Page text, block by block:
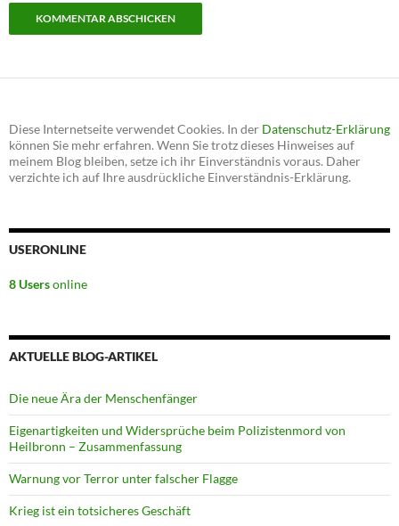
Diese Internetseite verwendet Cookies. In der Datenschutz-Erklärung
können Sie mehr erfahren. Wenn Sie trotz dieses Hinweises auf
meinem Blog bleiben, setze ich ihr Einverständnis voraus. Daher
verzichte ich auf Ihre ausdrückliche Einverständnis-Erklärung.
USERONLINE
8 Usersonline
AKTUELLE BLOG-ARTIKEL
Die neue Ära der Menschenfänger
Eigenartigkeiten und Widersprüche beim Polizistenmord von
Heilbronn – Zusammenfassung
Warnung vor Terror unter falscher Flagge
Krieg ist ein totsicheres Geschäft